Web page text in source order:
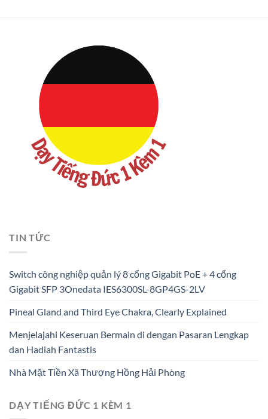
TIN TỨC
Switch công nghiệp quản lý 8 cổng Gigabit PoE + 4 cổng
Gigabit SFP 3Onedata IES6300SL-8GP4GS-2LV
Pineal Gland and Third Eye Chakra, Clearly Explained
Menjelajahi Keseruan Bermain di dengan Pasaran Lengkap
dan Hadiah Fantastis
Nhà Mặt Tiền Xã Thượng Hồng Hải Phòng
DẠY TIẾNG ĐỨC 1 KÈM 1